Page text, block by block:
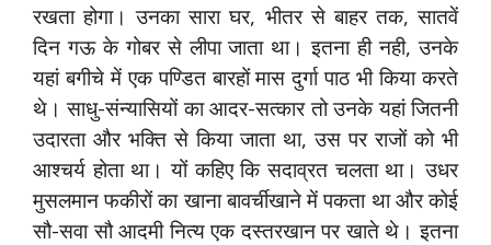
रखता होगा। उनका सारा घर, भीतर से बाहर तक, सातवें
दिन गऊ के गोबर से लीपा जाता था। इतना ही नही, उनके
यहां बगीचे में एक पण्डित बारहों मास दुर्गा पाठ भी किया करते
थे। साधु-संन्यासियों का आदर-सत्कार तो उनके यहां जितनी
उदारता और भक्ति से किया जाता था, उस पर राजों को भी
आश्चर्य होता था। यों कहिए कि सदाव्रत चलता था। उधर
मुसलमान फकीरों का खाना बावर्चीखाने में पकता था और कोई
सौ-सवा सौ आदमी नित्य एक दस्तरखान पर खाते थे। इतना